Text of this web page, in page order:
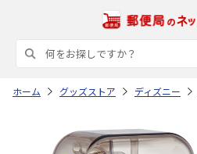
ホーム グッズストア ディズニー